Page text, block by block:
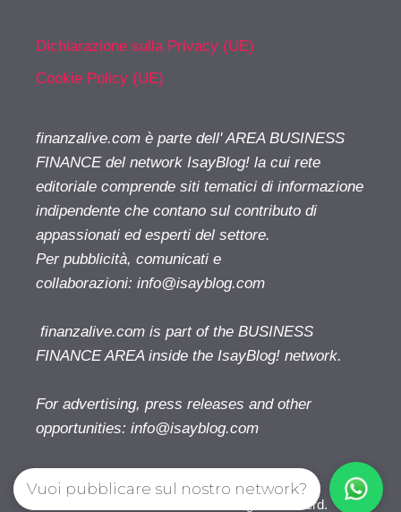
Dichiarazione sulla Privacy (UE)
Cookie Policy (UE)
finanzalive.com è parte dell' AREA BUSINESS
FINANCE del network IsayBlog! la cui rete
editoriale comprende siti tematici di informazione
indipendente che contano sul contributo di
appassionati ed esperti del settore.
Per pubblicità, comunicati e
collaborazioni: info@isayblog.com
finanzalive.com is part of the BUSINESS
FINANCE AREA inside the IsayBlog! network.
For advertising, press releases and other
opportunities: info@isayblog.com
Finanzalive.com © 2026. All right reserverd.
Vuoi pubblicare sul nostro network?